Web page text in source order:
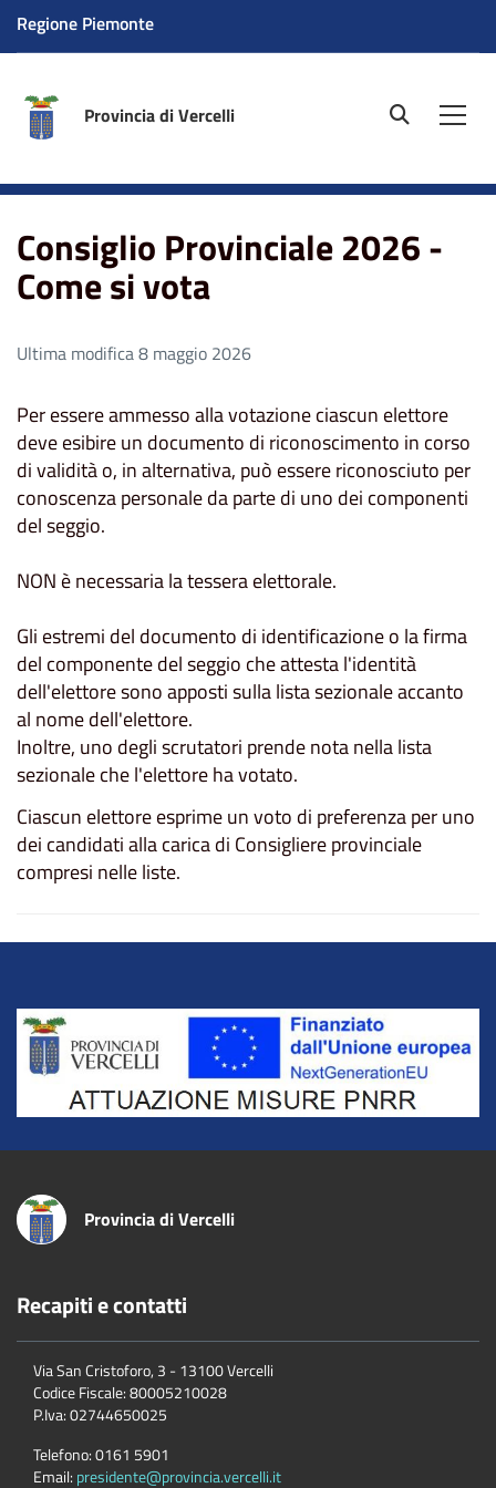
Regione Piemonte
Provincia di Vercelli site.searc
Consiglio Provinciale 2026 -
Come si vota
Ultima modifica 8 maggio 2026
Per essere ammesso alla votazione ciascun elettore
deve esibire un documento di riconoscimento in corso
di validità o, in alternativa, può essere riconosciuto per
conoscenza personale da parte di uno dei componenti
del seggio.
NON è necessaria la tessera elettorale.
Gli estremi del documento di identificazione o la firma
del componente del seggio che attesta l'identità
dell'elettore sono apposti sulla lista sezionale accanto
al nome dell'elettore.
Inoltre, uno degli scrutatori prende nota nella lista
sezionale che l'elettore ha votato.
Ciascun elettore esprime un voto di preferenza per uno
dei candidati alla carica di Consigliere provinciale
compresi nelle liste.
Title
Provincia di Vercelli
Recapiti e contatti
Via San Cristoforo, 3 - 13100 Vercelli
Codice Fiscale:80005210028
P.Iva:02744650025
Telefono:0161 5901
Email: presidente@provincia.vercelli.it